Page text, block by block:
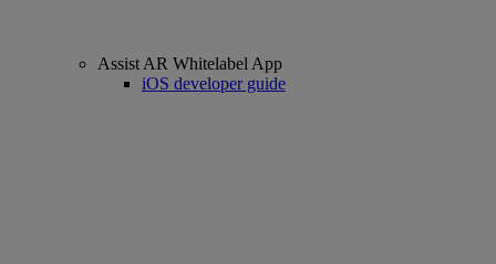
Assist AR Whitelabel App
iOS developer guide